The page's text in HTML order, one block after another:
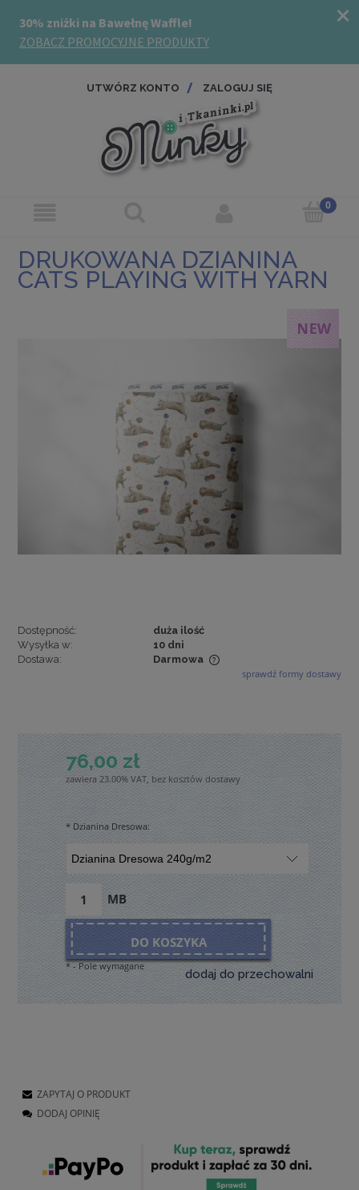
UTWÓRZ KONTO ZALOGUJ SIĘ
DRUKOWANA DZIANINA
CATS PLAYING WITH YARN
Dostępność:
duża ilość
Wysyłka w:
10 dni
Dostawa:
Darmowa
Cena nie zawiera ewentualnych kosztów płatności
sprawdź formy dostawy
76,00 zł
zawiera 23.00% VAT, bez kosztów dostawy
* Dzianina Dresowa:
MB
DO KOSZYKA
dodaj do przechowalni
*- Pole wymagane
ZAPYTAJ O PRODUKT
DODAJ OPINIĘ